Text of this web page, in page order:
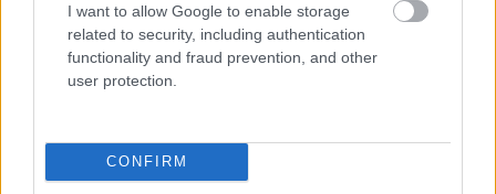
I want to allow Google to enable storage
related to security, including authentication
functionality and fraud prevention, and other
user protection.
CONFIRM